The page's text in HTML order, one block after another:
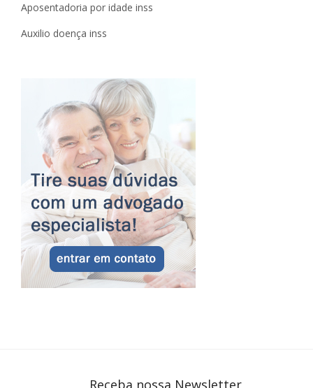
Aposentadoria por idade inss
Auxilio doença inss
Receba nossa Newsletter